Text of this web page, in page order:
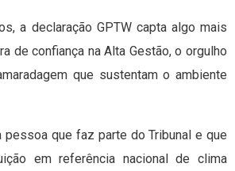
a declaração GPTW capta algo mais
de confiança na Alta Gestão, o orgulho
que sustentam o ambiente
pessoa que faz parte do Tribunal e que
em referência nacional de clima